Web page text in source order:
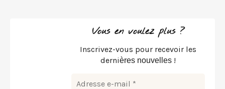
Vous en voulez plus ?
Inscrivez-vous pour recevoir les
dernières nouvelles !